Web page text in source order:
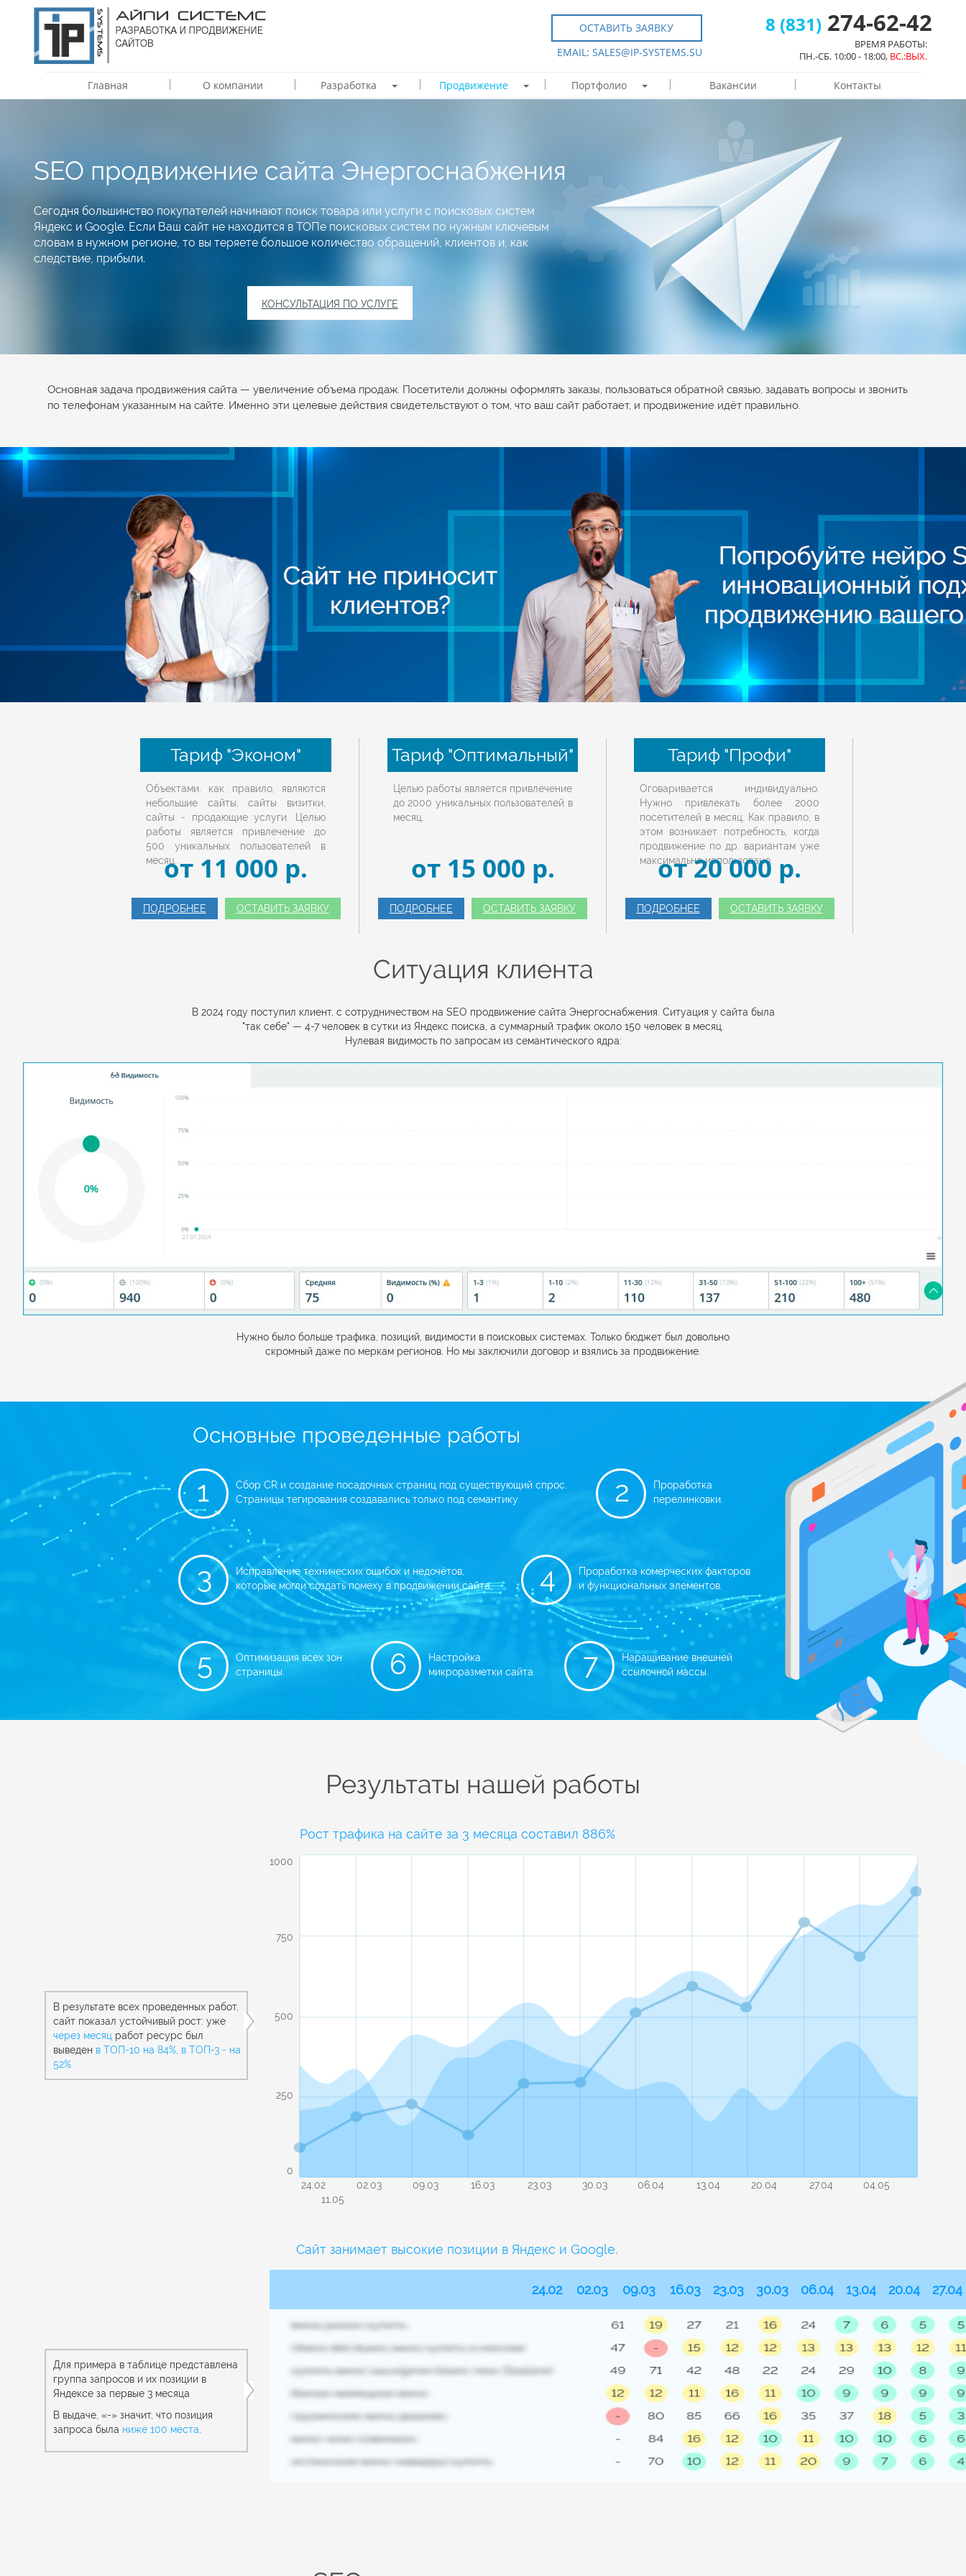
ОСТАВИТЬ ЗАЯВКУ
EMAIL: SALES@IP-SYSTEMS.SU
8 (831)274-62-42
ВРЕМЯ РАБОТЫ:
ПН.-СБ. 10:00 - 18:00, ВС.:ВЫХ.
Главная О компании Разработка Продвижение Портфолио Вакансии Контакты
SEO продвижение сайта Энергоснабжения
Сегодня большинство покупателей начинают поиск товара или услуги с поисковых систем
Яндекс и Google. Если Ваш сайт не находится в ТОПе поисковых систем по нужным ключевым
словам в нужном регионе, то вы теряете большое количество обращений, клиентов и, как
следствие, прибыли.
КОНСУЛЬТАЦИЯ ПО УСЛУГЕ
Основная задача продвижения сайта — увеличение объема продаж. Посетители должны оформлять заказы, пользоваться обратной связью, задавать вопросы и звонить
по телефонам указанным на сайте. Именно эти целевые действия свидетельствуют о том, что ваш сайт работает, и продвижение идёт правильно.
Тариф "Эконом"
Объектами, как правило, являются
небольшие сайты, сайты визитки,
сайты - продающие услуги. Целью
работы является привлечение до
500 уникальных пользователей в
месяц.от 11 000 p.
ПОДРОБНЕЕ ОСТАВИТЬ ЗАЯВКУ
Тариф "Оптимальный"
Целью работы является привлечение
до 2000 уникальных пользователей в
месяц.
от 15 000 p.
ПОДРОБНЕЕ ОСТАВИТЬ ЗАЯВКУ
Тариф "Профи"
Оговаривается индивидуально.
Нужно привлекать более 2000
посетителей в месяц. Как правило, в
этом возникает потребность, когда
продвижение по др. вариантам уже
максимально использовано.
от 20 000 p.
ПОДРОБНЕЕ ОСТАВИТЬ ЗАЯВКУ
Ситуация клиента
В 2024 году поступил клиент, с сотрудничеством на SEO продвижение сайта Энергоснабжения. Ситуация у сайта была
"так себе" — 4-7 человек в сутки из Яндекс поиска, а суммарный трафик около 150 человек в месяц.
Нулевая видимость по запросам из семантического ядра:
Нужно было больше трафика, позиций, видимости в поисковых системах. Только бюджет был довольно
скромный даже по меркам регионов. Но мы заключили договор и взялись за продвижение.
Основные проведенные работы
1
Сбор CR и создание посадочных страниц под существующий спрос.
Страницы тегирования создавались только под семантику.
2
Проработка
перелинковки.
3
Исправление технических ошибок и недочётов,
которые могли создать помеху в продвижении сайта.
4
Проработка комерческих факторов
и функциональных элементов.
5
Оптимизация всех зон
страницы.
6
Настройка
микроразметки сайта.
7
Наращивание внешней
ссылочной массы.
Результаты нашей работы
Рост трафика на сайте за 3 месяца составил 886%
В результате всех проведенных работ,
сайт показал устойчивый рост: уже
через месяц работ ресурс был
выведен в ТОП-10 на 84%, в ТОП-3 - на
52%.
1000
750
500
250
0
24.02
02.03 09.03 16.03 23.03 30.03 06.04 13.04 20.04 27.04
04.05
11.05
Сайт занимает высокие позиции в Яндекс и Google.
Для примера в таблице представлена
группа запросов и их позиции в
Яндексе за первые 3 месяца
В выдаче, «-» значит, что позиция
запроса была ниже 100 места
24.02 02.03 09.03 16.03 23.03 30.03 06.04 13.04 20.04 27.04